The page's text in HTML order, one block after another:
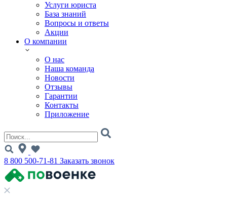
Услуги юриста
База знаний
Вопросы и ответы
Акции
О компании
О нас
Наша команда
Новости
Отзывы
Гарантии
Контакты
Приложение
8 800 500-71-81 Заказать звонок